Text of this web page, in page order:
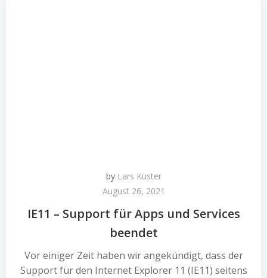
by Lars Küster
August 26, 2021
IE11 – Support für Apps und Services
beendet
Vor einiger Zeit haben wir angekündigt, dass der
Support für den Internet Explorer 11 (IE11) seitens